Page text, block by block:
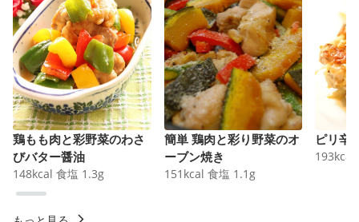
鶏もも肉と彩野菜のわさ
びバター醤油
148kcal 食塩 1.3g
簡単 鶏肉と彩り野菜のオ
ーブン焼き
151 kcal 食塩 1.1 g
ピリ辛
193kcal